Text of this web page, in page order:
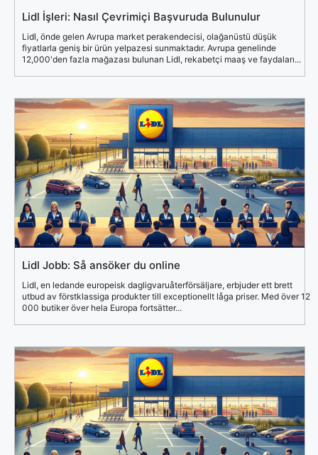
Lidl İşleri: Nasıl Çevrimiçi Başvuruda Bulunulur
Lidl, önde gelen Avrupa market perakendecisi, olağanüstü düşük
fiyatlarla geniş bir ürün yelpazesi sunmaktadır. Avrupa genelinde
12,000'den fazla mağazası bulunan Lidl, rekabetçi maaş ve faydaları...
Lidl Jobb: Så ansöker du online
Lidl, en ledande europeisk dagligvaruåterförsäljare, erbjuder ett brett
utbud av förstklassiga produkter till exceptionellt låga priser. Med över 12
000 butiker över hela Europa fortsätter...